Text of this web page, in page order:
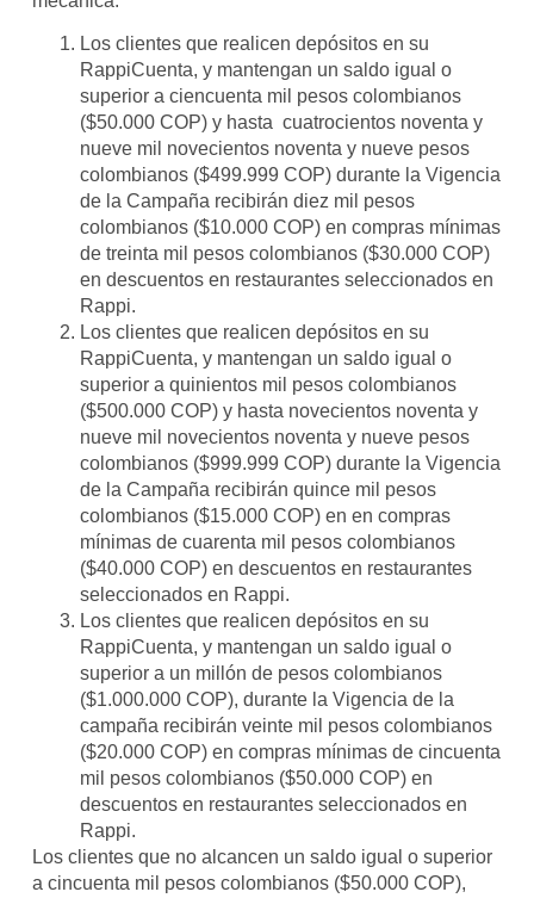
Los clientes que realicen depósitos en su
RappiCuenta, y mantengan un saldo igual o
superior a ciencuenta mil pesos colombianos
($50.000 COP) y hasta cuatrocientos noventa y
nueve mil novecientos noventa y nueve pesos
colombianos ($499.999 COP) durante la Vigencia
de la Campaña recibirán diez mil pesos
colombianos ($10.000 COP) en compras mínimas
de treinta mil pesos colombianos ($30.000 COP)
en descuentos en restaurantes seleccionados en
Rappi.
Los clientes que realicen depósitos en su
RappiCuenta, y mantengan un saldo igual o
superior a quinientos mil pesos colombianos
($500.000 COP) y hasta novecientos noventa y
nueve mil novecientos noventa y nueve pesos
colombianos ($999.999 COP) durante la Vigencia
de la Campaña recibirán quince mil pesos
colombianos ($15.000 COP) en en compras
mínimas de cuarenta mil pesos colombianos
($40.000 COP) en descuentos en restaurantes
seleccionados en Rappi.
Los clientes que realicen depósitos en su
RappiCuenta, y mantengan un saldo igual o
superior a un millón de pesos colombianos
($1.000.000 COP), durante la Vigencia de la
campaña recibirán veinte mil pesos colombianos
($20.000 COP) en compras mínimas de cincuenta
mil pesos colombianos ($50.000 COP) en
descuentos en restaurantes seleccionados en
Rappi.
Los clientes que no alcancen un saldo igual o superior
a cincuenta mil pesos colombianos ($50.000 COP),